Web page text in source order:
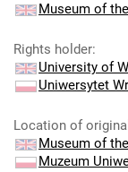
Museum of
Rights holder:
University of
Uniwersytet
Location of
Museum of
Muzeum